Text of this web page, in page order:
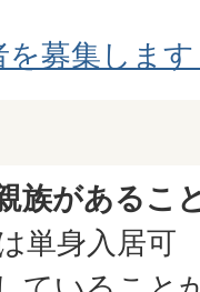
を募集しま
族があるこ
単身入居可